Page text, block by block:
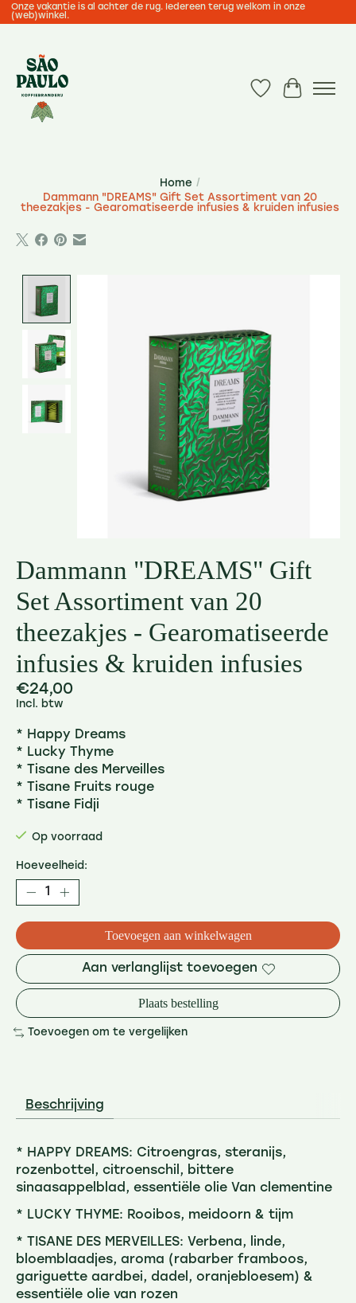
Onze vakantie is al achter de rug. Iedereen terug welkom in onze
(web)winkel.
Verlanglijst
Home /
Dammann "DREAMS" Gift Set Assortiment van 20
theezakjes - Gearomatiseerde infusies & kruiden infusies
Dammann "DREAMS" Gift
Set Assortiment van 20
theezakjes - Gearomatiseerde
infusies & kruiden infusies
€24,00
Incl. btw
* Happy Dreams
* Lucky Thyme
* Tisane des Merveilles
* Tisane Fruits rouge
* Tisane Fidji
Op voorraad
Hoeveelheid:
Toevoegen aan winkelwagen
Aan verlanglijst toevoegen
Plaats bestelling
Toevoegen om te vergelijken
Beschrijving
* HAPPY DREAMS: Citroengras, steranijs,
rozenbottel, citroenschil, bittere
sinaasappelblad, essentiële olie Van clementine
* LUCKY THYME: Rooibos, meidoorn & tijm
* TISANE DES MERVEILLES: Verbena, linde,
bloemblaadjes, aroma (rabarber framboos,
gariguette aardbei, dadel, oranjebloesem) &
essentiële olie van rozen